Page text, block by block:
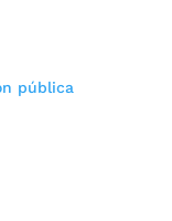
pública